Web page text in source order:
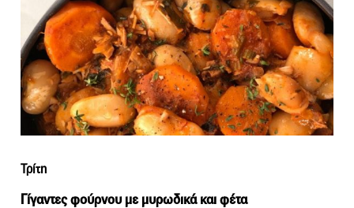
Τρίτη
Γίγαντες φούρνου με μυρωδικά και φέτα